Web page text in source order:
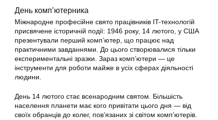
День комп’ютерника
Міжнародне професійне свято працівників IT-технологій
присвячене історичній події: 1946 року, 14 лютого, у США
презентували перший комп’ютер, що працює над
практичними завданнями. До цього створювалися тільки
експериментальні зразки. Зараз комп’ютери — це
інструменти для роботи майже в усіх сферах діяльності
людини.
День 14 лютого стає всенародним святом. Більшість
населення планети має кого привітати цього дня — від
своїх обранців до колег, пов’язаних зі світом комп’ютерів.